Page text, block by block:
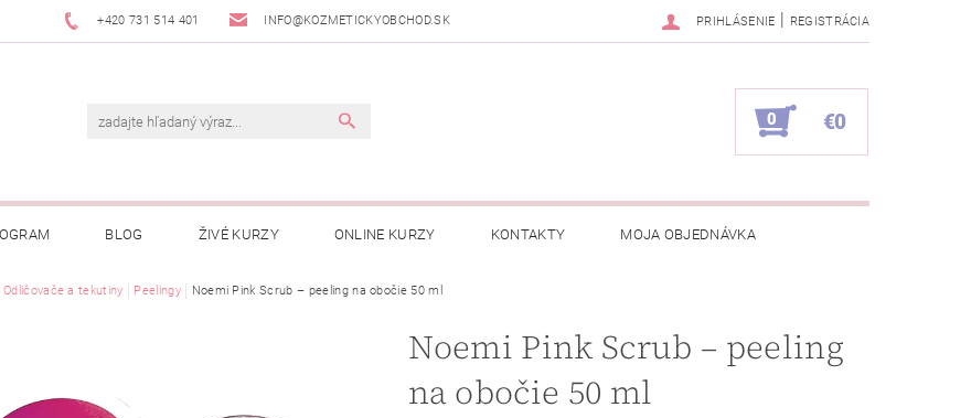
+420 731 514 401 INFO@KOZMETICKYOBCHOD.SK PRIHLÁSENIE | REGISTRÁCIA
0 €0
BLOG ŽIVÉ KURZY ONLINE KURZY KONTAKTY MOJA OBJEDNÁVKA
Odličovače a tekutiny Peelingy Noemi Pink Scrub – peeling na obočie 50 ml
Noemi Pink Scrub – peeling
na obočie 50 ml